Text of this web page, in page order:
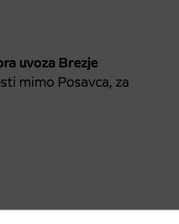
uvoza Brezje
mimo Posavca, za